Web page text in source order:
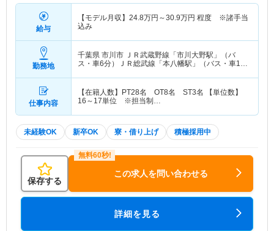
給与
【モデル月収】 24.8万円～30.9万円 程度 ※諸手当
込み
勤務地
千葉県 市川市 ＪＲ武蔵野線「市川大野駅」（バ
ス・車6分）ＪＲ総武線「本八幡駅」（バス・車13
仕事内容
【在籍人数】PT28名 OT8名 ST3名 【単位数】
16～17単位 ※担当制…
未経験OK 新卒OK 寮・借り上げ 積極採用中
保存する
この求人を問い合わせる
詳細を見る